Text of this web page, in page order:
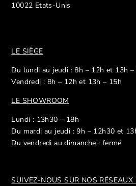
10022 Etats-Unis
LE SIÈGE
Du lundi au jeudi : 8h – 12h et 13h –
Vendredi : 8h – 12h et 13h – 15h
LE SHOWROOM
Lundi : 13h30 – 18h
Du mardi au jeudi : 9h – 12h30 et
Du vendredi au dimanche : fermé
SUIVEZ-NOUS SUR NOS R